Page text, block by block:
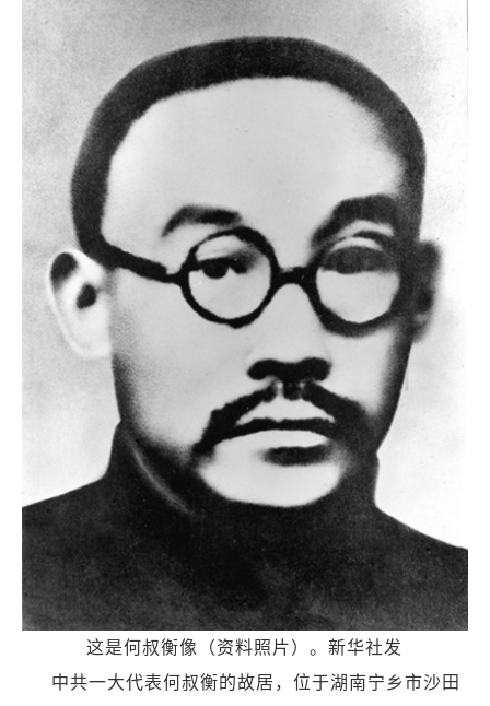
这是何叔衡像（资料照片）。新华社发
中共一大代表何叔衡的故居，位于湖南宁乡市沙田